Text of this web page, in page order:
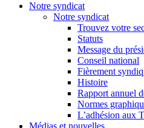
Notre syndicat
Notre syndicat
Trouvez votre
Statuts
Message du
Conseil national
Fièrement
Histoire
Rapport annuel
Normes
L’adhésion aux